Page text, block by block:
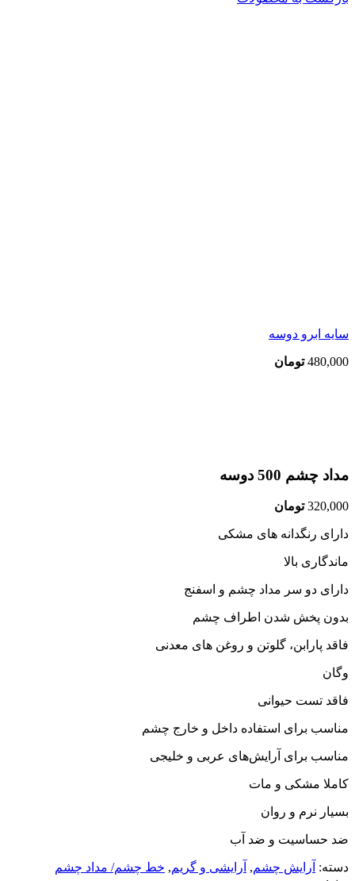
سایه ابرو دوسه
480,000 تومان
مداد چشم 500 دوسه
320,000 تومان
دارای رنگدانه های مشکی
ماندگاری بالا
دارای دو سر مداد چشم و اسفنج
بدون پخش شدن اطراف چشم
فاقد پارابن، گلوتن و روغن های معدنی
وگان
فاقد تست حیوانی
مناسب برای استفاده داخل و خارج چشم
مناسب برای آرایش‌های عربی و خلیجی
کاملا مشکی و مات
بسیار نرم و روان
ضد حساسیت و ضد آب
دسته: آرایش چشم, آرایشی و گریم, خط چشم/ مداد چشم